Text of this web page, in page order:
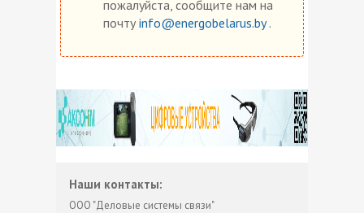
пожалуйста, сообщите нам на
почту info@energobelarus.by.
Наши контакты:
ООО "Деловые системы связи"